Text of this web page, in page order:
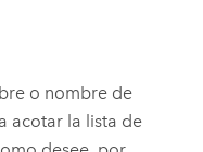
o nombre de
acotar la lista de